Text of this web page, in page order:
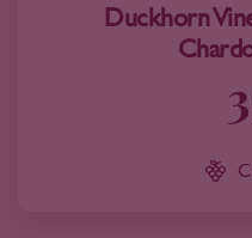
Duckhorn